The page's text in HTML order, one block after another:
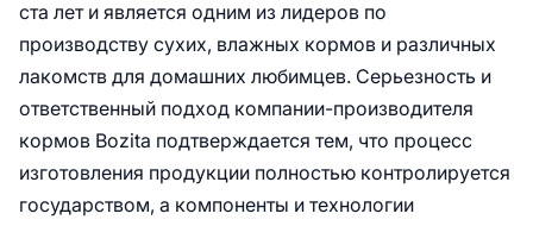
ста лет и является одним из лидеров по
производству сухих, влажных кормов и различных
лакомств для домашних любимцев. Серьезность и
ответственный подход компании-производителя
кормов Bozita подтверждается тем, что процесс
изготовления продукции полностью контролируется
государством, а компоненты и технологии